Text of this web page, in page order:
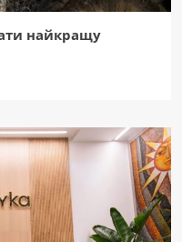
найкращу